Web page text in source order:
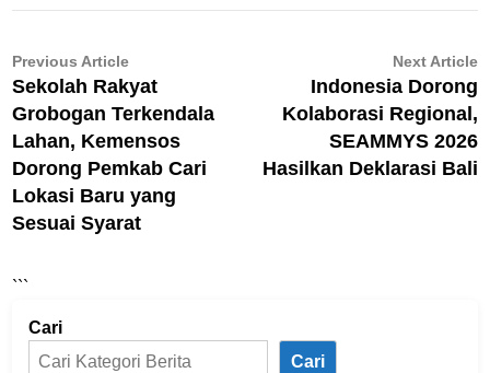
Navigasi
pos
Previous ArticlePrevious
article:
Sekolah Rakyat
Grobogan Terkendala
Lahan, Kemensos
Dorong Pemkab Cari
Lokasi Baru yang
Sesuai Syarat
Next Article
Indonesia Dorong
Kolaborasi Regional,
SEAMMYS 2026
Hasilkan Deklarasi Bali
```
Cari
Cari